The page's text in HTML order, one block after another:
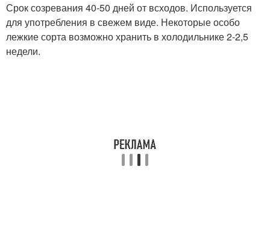
Срок созревания 40-50 дней от всходов. Используется
для употребления в свежем виде. Некоторые особо
лежкие сорта возможно хранить в холодильнике 2-2,5
недели.